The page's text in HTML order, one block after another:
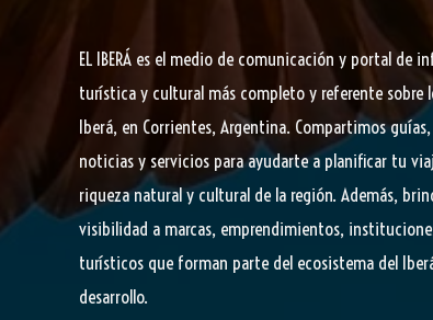
efectiva
del
portal
Cambyretá
EL IBERÁ es el medio de comunicación y portal de
turística y cultural más completo y referente sobre
Iberá, en Corrientes, Argentina. Compartimos
noticias y servicios para ayudarte a planificar tu
riqueza natural y cultural de la región. Además,
visibilidad a marcas, emprendimientos,
turísticos que forman parte del ecosistema del
desarrollo.